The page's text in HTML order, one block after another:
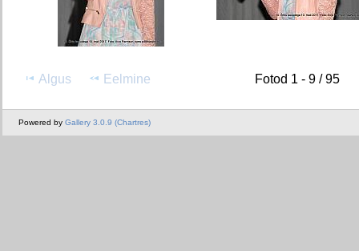
Algus Eelmine Fotod 1 - 9 / 95
Powered by Gallery 3.0.9 (Chartres)